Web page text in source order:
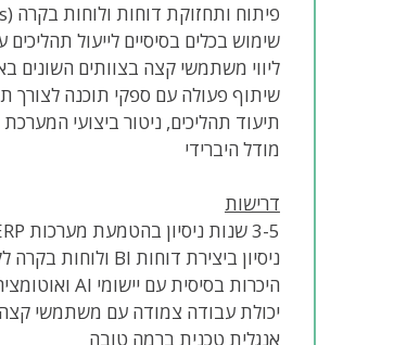
פיתוח ותחזוקת דוחות ולוחות בקרה (Dashboards) לתמיכה בקבלת החלטות מבוססת נתונים.
שימוש בכלים בסיסיים לייעול תהליכים
ליווי משתמשי קצה בצוותים השונים
שיתוף פעולה עם ספקי תוכנה לצורך
תיעוד תהליכים, ניטור ביצועי
מודל היברידי
דרישות
3-5 שנות ניסיון בהטמעת מערכות ERP ומערכות מידע, עם ניסיון מעשי מוכח ב-Priority ERP.
ניסיון ביצירת דוחות BI ולוחות בקרה לקבלת החלטות עסקיות.
היכרות בסיסית עם יישומי AI ואוטומציה בעולם העסקי.
יכולת עבודה צמודה עם משתמשי
אנגלית טכנית ברמה טובה